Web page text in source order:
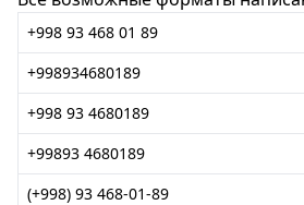
+998 93 468 01 89
+998934680189
+998 93 4680189
+99893 4680189
(+998) 93 468-01-89